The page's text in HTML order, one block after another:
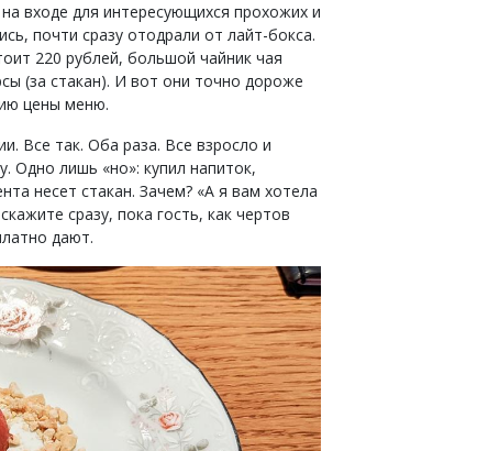
входе для интересующихся прохожих и
почти сразу отодрали от лайт-бокса.
220 рублей, большой чайник чая
(за стакан). И вот они точно дороже
цены меню.
Все так. Оба раза. Все взросло и
Одно лишь «но»: купил напиток,
несет стакан. Зачем? «А я вам хотела
сразу, пока гость, как чертов
дают.